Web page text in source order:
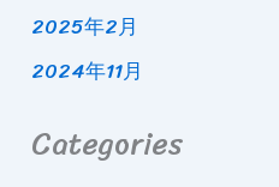
2025年2月
2024年11月
Categories